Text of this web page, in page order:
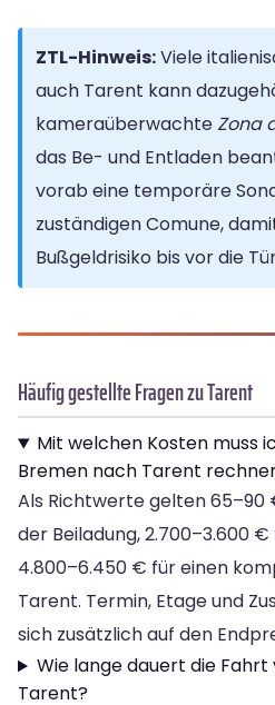
ZTL-Hinweis:Viele
auch Tarent kann
kameraüberwachteZona
das Be- und Entladen
vorab eine temporäre
zuständigen Comune,
Bußgeldrisiko bis vor die
Häufig gestellte Fragen zu Tarent
Mit welchen Kosten muss
Bremen nach Tarent
Als Richtwerte gelten
der Beiladung, 2.700–3.600
4.800–6.450 € für einen
Tarent. Termin, Etage und
sich zusätzlich auf den
Wie lange dauert die
Tarent?